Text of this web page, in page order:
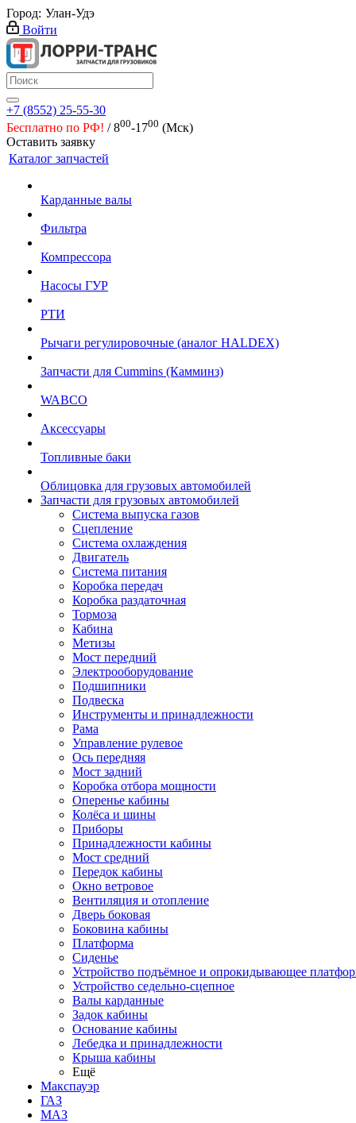
Город: Улан-Удэ
Войти
+7 (8552) 25-55-30
Бесплатно по РФ! / 800-1700 (Мск)
Оставить заявку
Каталог запчастей
Карданные валы
Фильтра
Компрессора
Насосы ГУР
РТИ
Рычаги регулировочные (аналог HALDEX)
Запчасти для Cummins (Камминз)
WABCO
Аксессуары
Топливные баки
Облицовка для грузовых автомобилей
Запчасти для грузовых автомобилей
Система выпуска газов
Сцепление
Система охлаждения
Двигатель
Система питания
Коробка передач
Коробка раздаточная
Тормоза
Кабина
Метизы
Мост передний
Электрооборудование
Подшипники
Подвеска
Инструменты и принадлежности
Рама
Управление рулевое
Ось передняя
Мост задний
Коробка отбора мощности
Оперенье кабины
Колёса и шины
Приборы
Принадлежности кабины
Мост средний
Передок кабины
Окно ветровое
Вентиляция и отопление
Дверь боковая
Боковина кабины
Платформа
Сиденье
Устройство подъёмное и опрокидывающее
Устройство седельно-сцепное
Валы карданные
Задок кабины
Основание кабины
Лебедка и принадлежности
Крыша кабины
Ещё
Макспауэр
ГАЗ
МАЗ